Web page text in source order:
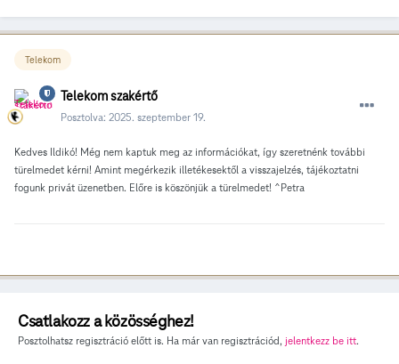
Telekom
Telekom szakértő
Posztolva: 2025. szeptember 19.
Kedves Ildikó! Még nem kaptuk meg az információkat, így szeretnénk további
türelmedet kérni! Amint megérkezik illetékesektől a visszajelzés, tájékoztatni
fogunk privát üzenetben. Előre is köszönjük a türelmedet! ^Petra
Csatlakozz a közösséghez!
Posztolhatsz regisztráció előtt is. Ha már van regisztrációd, jelentkezz be itt.